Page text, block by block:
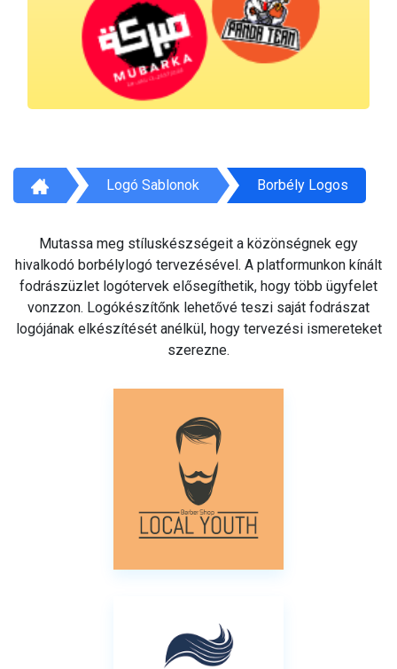
Logó Sablonok Borbély Logos
Mutassa meg stíluskészségeit a közönségnek egy
hivalkodó borbélylogó tervezésével. A platformunkon kínált
fodrászüzlet logótervek elősegíthetik, hogy több ügyfelet
vonzzon. Logókészítőnk lehetővé teszi saját fodrászat
logójának elkészítését anélkül, hogy tervezési ismereteket
szerezne.